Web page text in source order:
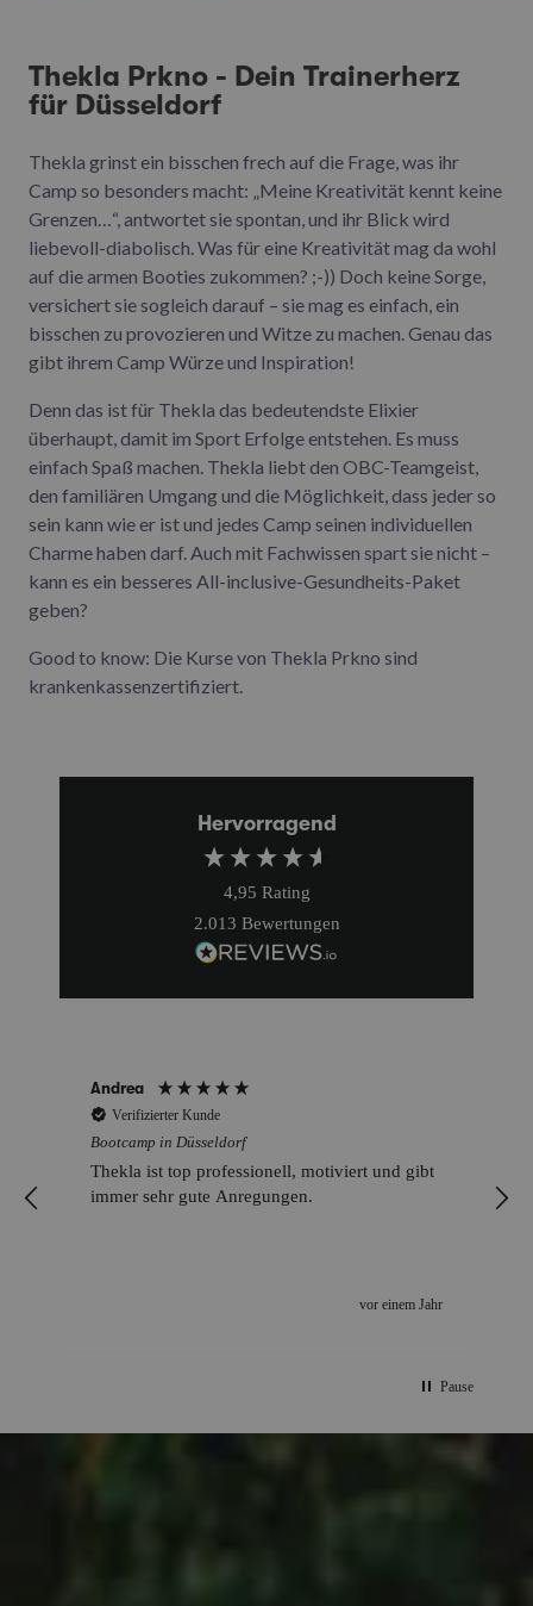
Thekla Prkno - Dein Trainerherz
für Düsseldorf
Thekla grinst ein bisschen frech auf die Frage, was ihr
Camp so besonders macht: „Meine Kreativität kennt keine
Grenzen…“, antwortet sie spontan, und ihr Blick wird
liebevoll-diabolisch. Was für eine Kreativität mag da wohl
auf die armen Booties zukommen? ;-)) Doch keine Sorge,
versichert sie sogleich darauf – sie mag es einfach, ein
bisschen zu provozieren und Witze zu machen. Genau das
gibt ihrem Camp Würze und Inspiration!
Denn das ist für Thekla das bedeutendste Elixier
überhaupt, damit im Sport Erfolge entstehen. Es muss
einfach Spaß machen. Thekla liebt den OBC-Teamgeist,
den familiären Umgang und die Möglichkeit, dass jeder so
sein kann wie er ist und jedes Camp seinen individuellen
Charme haben darf. Auch mit Fachwissen spart sie nicht –
kann es ein besseres All-inclusive-Gesundheits-Paket
geben?
Good to know: Die Kurse von Thekla Prkno sind
krankenkassenzertifiziert.
Hervorragend
4,95 Rating
2.013 Bewertungen
Andrea
Verifizierter Kunde
Bootcamp in Düsseldorf
Thekla ist top professionell, motiviert und gibt
immer sehr gute Anregungen.
vor einem Jahr
Pause